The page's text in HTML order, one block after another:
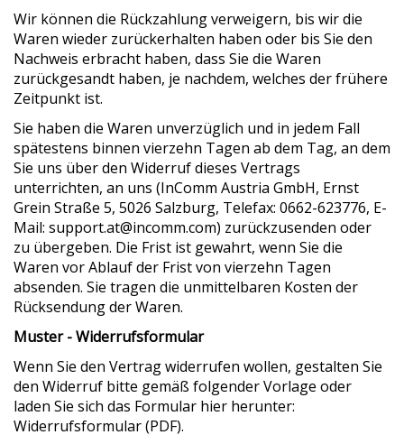
Wir können die Rückzahlung verweigern, bis wir die
Waren wieder zurückerhalten haben oder bis Sie den
Nachweis erbracht haben, dass Sie die Waren
zurückgesandt haben, je nachdem, welches der frühere
Zeitpunkt ist.
Sie haben die Waren unverzüglich und in jedem Fall
spätestens binnen vierzehn Tagen ab dem Tag, an dem
Sie uns über den Widerruf dieses Vertrags
unterrichten, an uns (InComm Austria GmbH, Ernst
Grein Straße 5, 5026 Salzburg, Telefax: 0662-623776, E-
Mail: support.at@incomm.com) zurückzusenden oder
zu übergeben. Die Frist ist gewahrt, wenn Sie die
Waren vor Ablauf der Frist von vierzehn Tagen
absenden. Sie tragen die unmittelbaren Kosten der
Rücksendung der Waren.
Muster - Widerrufsformular
Wenn Sie den Vertrag widerrufen wollen, gestalten Sie
den Widerruf bitte gemäß folgender Vorlage oder
laden Sie sich das Formular hier herunter:
Widerrufsformular (PDF).